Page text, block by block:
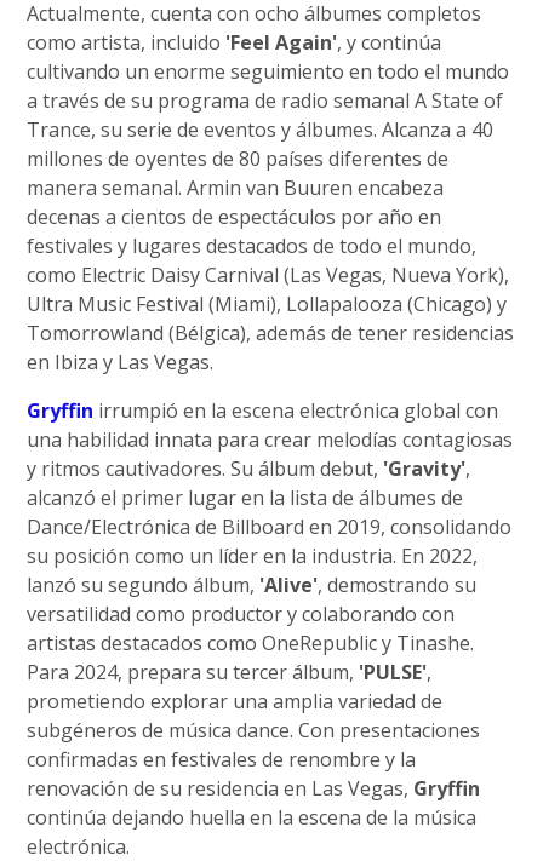
Actualmente, cuenta con ocho álbumes completos
como artista, incluido 'Feel Again', y continúa
cultivando un enorme seguimiento en todo el mundo
a través de su programa de radio semanal A State of
Trance, su serie de eventos y álbumes. Alcanza a 40
millones de oyentes de 80 países diferentes de
manera semanal. Armin van Buuren encabeza
decenas a cientos de espectáculos por año en
festivales y lugares destacados de todo el mundo,
como Electric Daisy Carnival (Las Vegas, Nueva York),
Ultra Music Festival (Miami), Lollapalooza (Chicago) y
Tomorrowland (Bélgica), además de tener residencias
en Ibiza y Las Vegas.
Gryffin irrumpió en la escena electrónica global con
una habilidad innata para crear melodías contagiosas
y ritmos cautivadores. Su álbum debut, 'Gravity',
alcanzó el primer lugar en la lista de álbumes de
Dance/Electrónica de Billboard en 2019, consolidando
su posición como un líder en la industria. En 2022,
lanzó su segundo álbum, 'Alive', demostrando su
versatilidad como productor y colaborando con
artistas destacados como OneRepublic y Tinashe.
Para 2024, prepara su tercer álbum, 'PULSE',
prometiendo explorar una amplia variedad de
subgéneros de música dance. Con presentaciones
confirmadas en festivales de renombre y la
renovación de su residencia en Las Vegas, Gryffin
continúa dejando huella en la escena de la música
electrónica.